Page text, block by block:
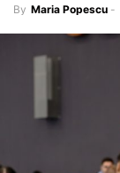
By Maria Popescu -